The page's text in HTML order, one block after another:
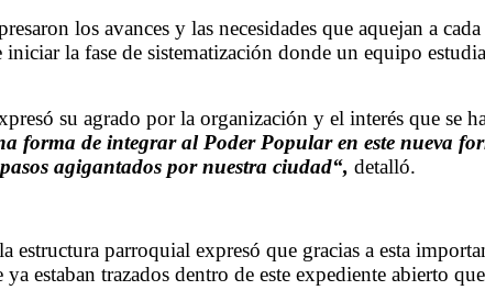
los avances y las necesidades que aquejan a
la fase de sistematización donde un equipo
su agrado por la organización y el interés que se
de integrar al Poder Popular en este nueva
agigantados por nuestra ciudad“, detalló.
estructura parroquial expresó que gracias a esta
estaban trazados dentro de este expediente abierto